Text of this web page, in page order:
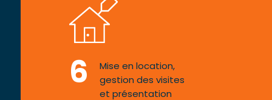
6
Mise en location,
gestion des visites
et présentation